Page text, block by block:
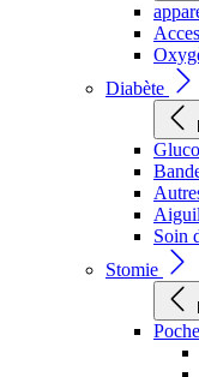
Diabète
Soin
Stomie